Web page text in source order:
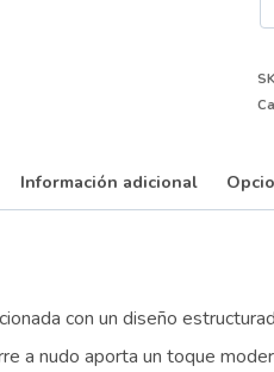
Información adicional
con un diseño
a nudo aporta un toque